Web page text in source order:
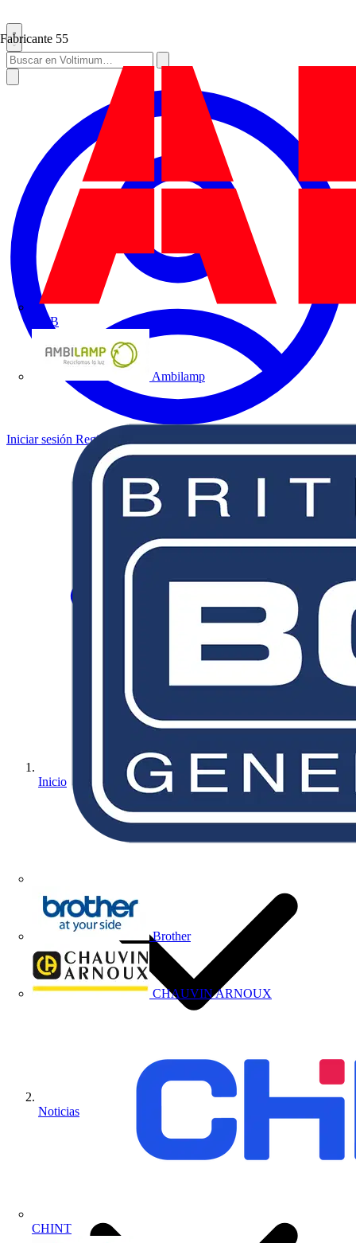
Fabricante 55
ABB
Ambilamp
Brother
CHAUVIN ARNOUX
CHINT
Iniciar sesión Registrarse
Inicio
Noticias